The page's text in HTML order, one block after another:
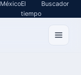
MéxicoEl
tiempo
Buscador